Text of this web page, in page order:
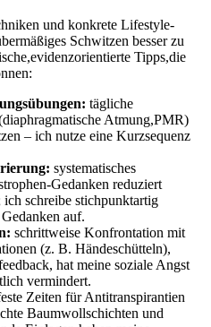
und ⁣konkrete Lifestyle-
Schwitzen besser ⁤zu
Tipps,die
tägliche⁤
Atmung,PMR)
– ​ich nutze ⁢eine Kurzsequenz
systematisches
reduziert
​schreibe stichpunktartig
auf.
schrittweise Konfrontation mit
(z.⁤ B. Händeschütteln),
hat meine soziale ​Angst
vermindert.
Zeiten für Antitranspirantien
⁢Baumwollschichten und